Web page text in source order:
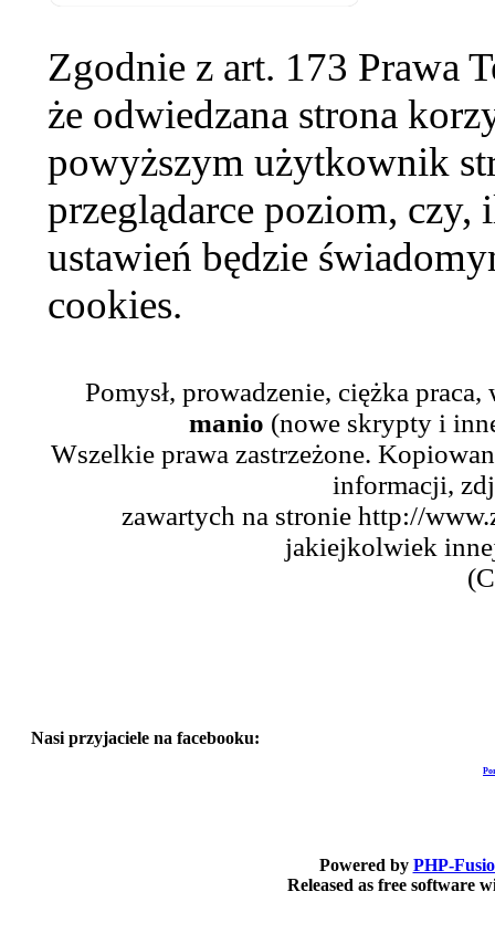
Zgodnie z art. 173 Prawa
że odwiedzana strona
powyższym użytkownik
przeglądarce poziom,
ustawień będzie
cookies.
Pomysł, prowadzenie, ciężka
manio (nowe skrypty i
Wszelkie prawa zastrzeżone.
informacji,
zawartych na stronie http://
jakiejkolwiek
Nasi przyjaciele na facebooku:
Powered by PHP-
Released as free software